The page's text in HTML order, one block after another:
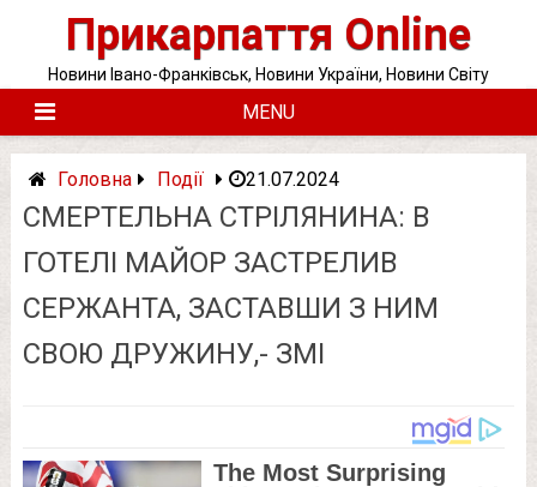
Прикарпаття Online
Новини Івано-Франківськ, Новини України, Новини Світу
MENU
Головна Події 21.07.2024
СМEРТEЛЬНA СТРІЛЯНИНА: В
ГОТЕЛІ МАЙОР ЗAСТРEЛИВ
СЕРЖАНТА, ЗАСТАВШИ З НИМ
СВОЮ ДРУЖИНУ,- ЗМІ